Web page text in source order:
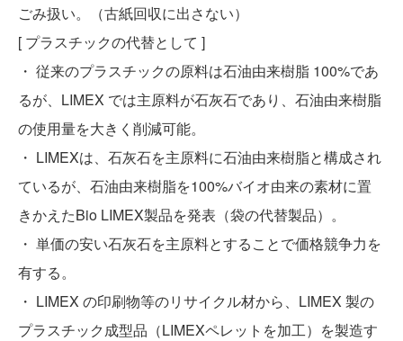
ごみ扱い。（古紙回収に出さない）
[ プラスチックの代替として ]
・ 従来のプラスチックの原料は石油由来樹脂 100%であ
るが、LIMEX では主原料が石灰石であり、石油由来樹脂
の使用量を大きく削減可能。
・ LIMEXは、石灰石を主原料に石油由来樹脂と構成され
ているが、石油由来樹脂を100%バイオ由来の素材に置
きかえたBio LIMEX製品を発表（袋の代替製品）。
・ 単価の安い石灰石を主原料とすることで価格競争力を
有する。
・ LIMEX の印刷物等のリサイクル材から、LIMEX 製の
プラスチック成型品（LIMEXペレットを加工）を製造す